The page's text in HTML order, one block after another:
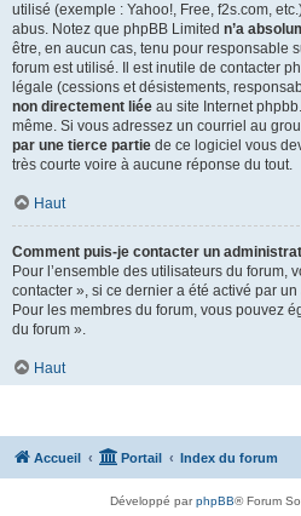
utilisé (exemple : Yahoo!, Free, f2s.com,
abus. Notez que phpBB Limited n’a
être, en aucun cas, tenu pour responsable
forum est utilisé. Il est inutile de contacter
légale (cessions et désistements,
non directement liée au site Internet
même. Si vous adressez un courriel au
par une tierce partie de ce logiciel vous
très courte voire à aucune réponse du tout.
Haut
Comment puis-je contacter un
Pour l’ensemble des utilisateurs du forum,
contacter », si ce dernier a été activé par
Pour les membres du forum, vous pouvez
du forum ».
Haut
Accueil Portail Index du forum
Développé parphpBB® Forum